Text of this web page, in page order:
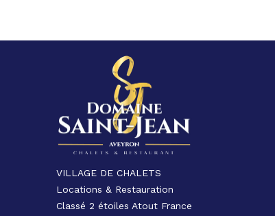
VILLAGE DE CHALETS
Locations & Restauration
Classé 2 étoiles Atout France